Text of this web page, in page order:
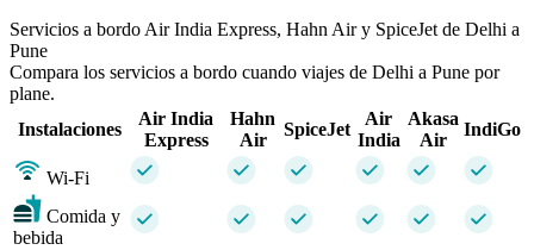
Servicios a bordo Air India Express, Hahn Air y SpiceJet de Delhi a
Pune
Compara los servicios a bordo cuando viajes de Delhi a Pune por
plane.
Instalaciones
Air India
Express
Hahn
Air
SpiceJet
Air
India
Akasa
Air
IndiGo
Wi-Fi
Comida y
bebida